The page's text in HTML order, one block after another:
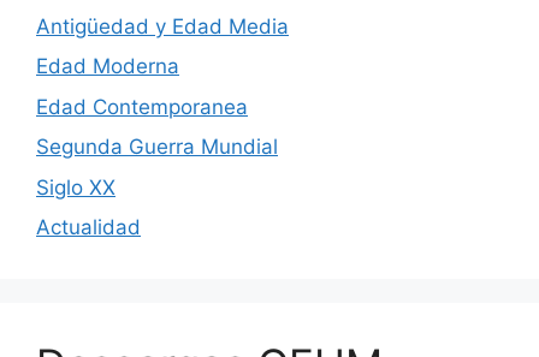
Antigüedad y Edad Media
Edad Moderna
Edad Contemporanea
Segunda Guerra Mundial
Siglo XX
Actualidad